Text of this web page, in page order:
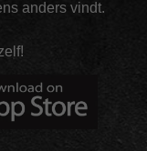
anders vindt.